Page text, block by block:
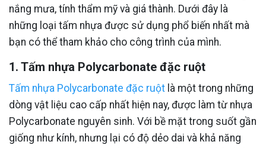
nắng mưa, tính thẩm mỹ và giá thành. Dưới đây là
những loại tấm nhựa được sử dụng phổ biến nhất mà
bạn có thể tham khảo cho công trình của mình.
1. Tấm nhựa Polycarbonate đặc ruột
Tấm nhựa Polycarbonate đặc ruột là một trong những
dòng vật liệu cao cấp nhất hiện nay, được làm từ nhựa
Polycarbonate nguyên sinh. Với bề mặt trong suốt gần
giống như kính, nhưng lại có độ dẻo dai và khả năng